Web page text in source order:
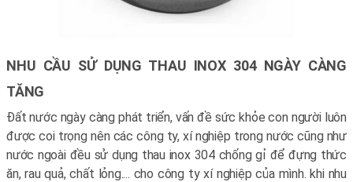
NHU CẦU SỬ DỤNG THAU INOX 304 NGÀY CÀNG
TĂNG
Đất nước ngày càng phát triển, vấn đề sức khỏe con người luôn
được coi trọng nên các công ty, xí nghiệp trong nước cũng như
nước ngoài đều sử dụng thau inox 304 chống gỉ để đựng thức
ăn, rau quả, chất lỏng.... cho công ty xí nghiệp của mình. khi nhu